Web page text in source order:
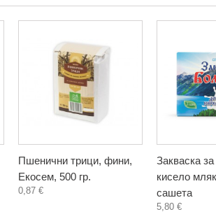
Пшенични трици, фини,
Екосем, 500 гр.
0,87 €
Закваска
кисело
сашета
5,80 €